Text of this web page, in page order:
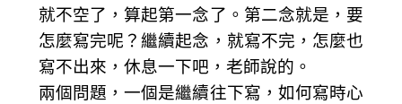
就不空了，算起第一念了。第二念就是，要
怎麼寫完呢？繼續起念，就寫不完，怎麼也
寫不出來，休息一下吧，老師說的。
兩個問題，一個是繼續往下寫，如何寫時心